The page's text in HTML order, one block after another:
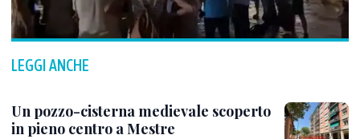
LEGGI ANCHE
Un pozzo-cisterna medievale scoperto
in pieno centro a Mestre